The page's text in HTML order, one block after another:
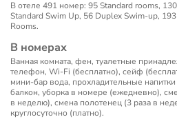
В отеле 491 номер: 95 Standard rooms,
Standard Swim Up, 56 Duplex Swim-up,
Rooms.
В номерах
Ванная комната, фен, туалетные
телефон, Wi-Fi (бесплатно), сейф
мини-бар вода, прохладительные
балкон, уборка в номере (ежедневно),
в неделю), смена полотенец (3 раза в
круглосуточно (платно).